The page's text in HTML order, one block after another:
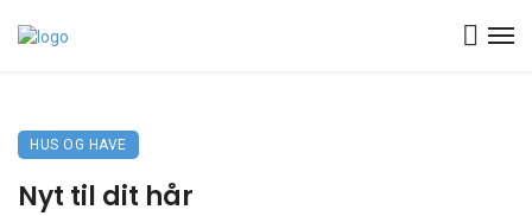
HUS OG HAVE
Nyt til dit hår